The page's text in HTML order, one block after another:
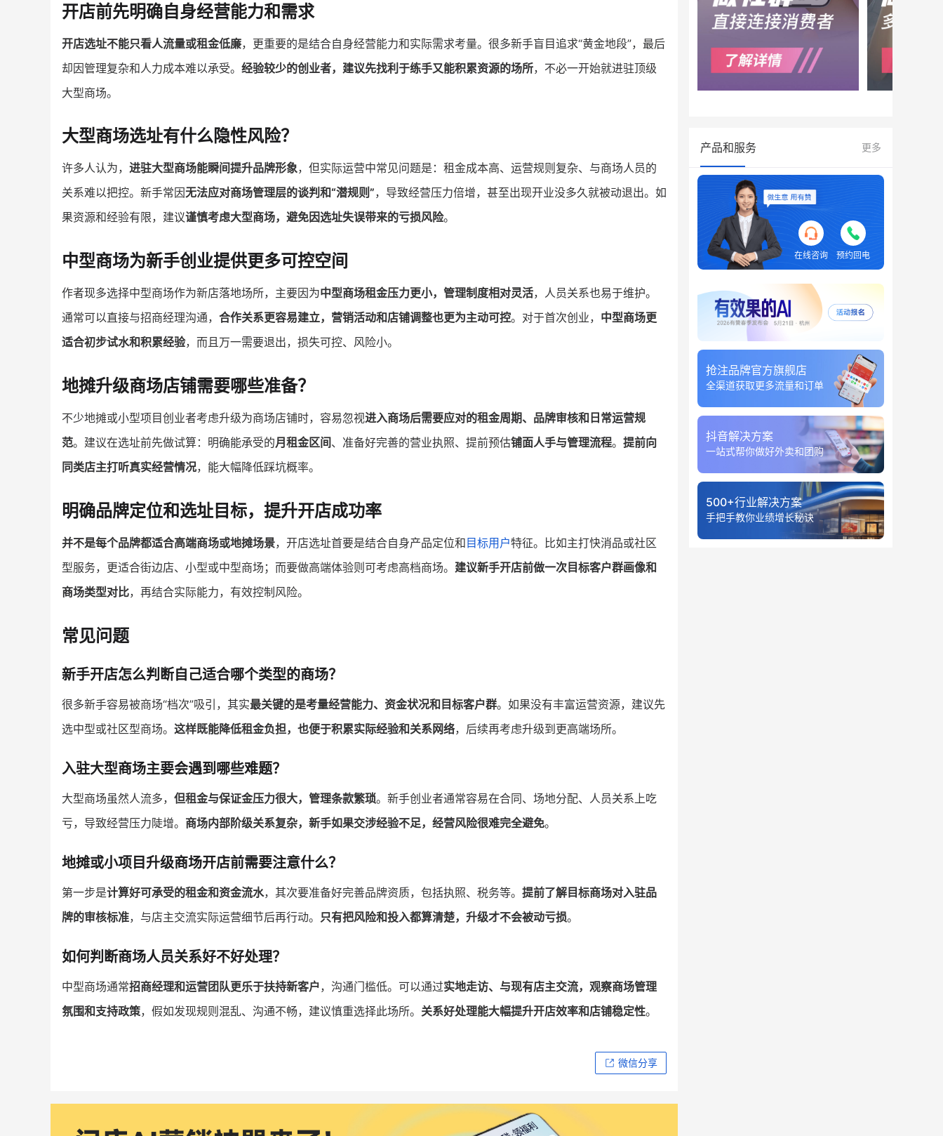
开店前先明确自身经营能力和需求
开店选址不能只看人流量或租金低廉，更重要的是结合自身经营能力和实际需求考量。很多新手盲目追求“黄金地段”，最后
却因管理复杂和人力成本难以承受。 经验较少的创业者，建议先找利于练手又能积累资源的场所，不必一开始就进驻顶级
大型商场。
大型商场选址有什么隐性风险？
许多人认为， 进驻大型商场能瞬间提升品牌形象，但实际运营中常见问题是：租金成本高、运营规则复杂、与商场人员的
关系难以把控。新手常因无法应对商场管理层的谈判和“潜规则”，导致经营压力倍增，甚至出现开业没多久就被动退出。如
果资源和经验有限，建议谨慎考虑大型商场，避免因选址失误带来的亏损风险。
中型商场为新手创业提供更多可控空间
作者现多选择中型商场作为新店落地场所，主要因为中型商场租金压力更小，管理制度相对灵活，人员关系也易于维护。
通常可以直接与招商经理沟通， 合作关系更容易建立，营销活动和店铺调整也更为主动可控。对于首次创业， 中型商场更
适合初步试水和积累经验，而且万一需要退出，损失可控、风险小。
地摊升级商场店铺需要哪些准备？
不少地摊或小型项目创业者考虑升级为商场店铺时，容易忽视进入商场后需要应对的租金周期、品牌审核和日常运营规
范。建议在选址前先做试算：明确能承受的月租金区间、准备好完善的营业执照、提前预估铺面人手与管理流程。 提前向
同类店主打听真实经营情况，能大幅降低踩坑概率。
明确品牌定位和选址目标，提升开店成功率
并不是每个品牌都适合高端商场或地摊场景，开店选址首要是结合自身产品定位和目标用户特征。比如主打快消品或社区
型服务，更适合街边店、小型或中型商场；而要做高端体验则可考虑高档商场。 建议新手开店前做一次目标客户群画像和
商场类型对比，再结合实际能力，有效控制风险。
常见问题
新手开店怎么判断自己适合哪个类型的商场？
很多新手容易被商场“档次”吸引，其实最关键的是考量经营能力、资金状况和目标客户群。如果没有丰富运营资源，建议先
选中型或社区型商场。 这样既能降低租金负担，也便于积累实际经验和关系网络，后续再考虑升级到更高端场所。
入驻大型商场主要会遇到哪些难题？
大型商场虽然人流多， 但租金与保证金压力很大，管理条款繁琐。新手创业者通常容易在合同、场地分配、人员关系上吃
亏，导致经营压力陡增。 商场内部阶级关系复杂，新手如果交涉经验不足，经营风险很难完全避免。
地摊或小项目升级商场开店前需要注意什么？
第一步是计算好可承受的租金和资金流水，其次要准备好完善品牌资质，包括执照、税务等。 提前了解目标商场对入驻品
牌的审核标准，与店主交流实际运营细节后再行动。 只有把风险和投入都算清楚，升级才不会被动亏损。
如何判断商场人员关系好不好处理？
中型商场通常招商经理和运营团队更乐于扶持新客户，沟通门槛低。可以通过实地走访、与现有店主交流，观察商场管理
氛围和支持政策，假如发现规则混乱、沟通不畅，建议慎重选择此场所。 关系好处理能大幅提升开店效率和店铺稳定性。
微信分享
产品和服务 更多
在线咨询 预约回电
抢注品牌官方旗舰店
全渠道获取更多流量和订单
抖音解决方案
一站式帮你做好外卖和团购
500+行业解决方案
手把手教你业绩增长秘诀